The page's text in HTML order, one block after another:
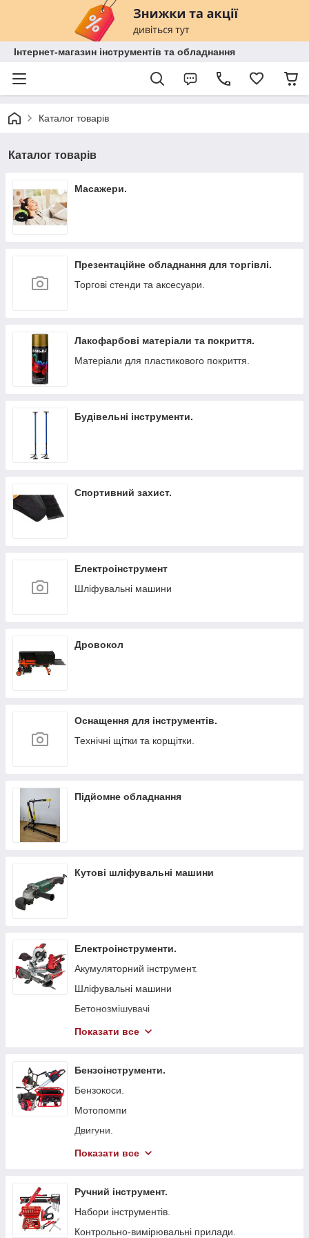
Інтернет-магазин інструментів та обладнання
Каталог товарів
Каталог товарів
Масажери.
Презентаційне обладнання для торгівлі.
Торгові стенди та аксесуари.
Лакофарбові матеріали та покриття.
Матеріали для пластикового покриття.
Будівельні інструменти.
Спортивний захист.
Електроінструмент
Шліфувальні машини
Дровокол
Оснащення для інструментів.
Технічні щітки та корщітки.
Підйомне обладнання
Кутові шліфувальні машини
Електроінструменти.
Акумуляторний інструмент.
Шліфувальні машини
Бетонозмішувачі
Болгарка (КШМ)
Вібратори глибинні для бетону
Стрічкові пили
Токарні станки
Гайковерти мережеві
Свердлильні верстати
Штроборізи
Плиткорізи.
Електроножиці
Показати все
Бензоінструменти.
Бензокоси.
Мотопомпи
Двигуни.
Бензопили.
Віброплити
Бензинові газонокосарки.
Бетонорізи
Показати все
Ручний інструмент.
Набори інструментів.
Контрольно-вимірювальні прилади.